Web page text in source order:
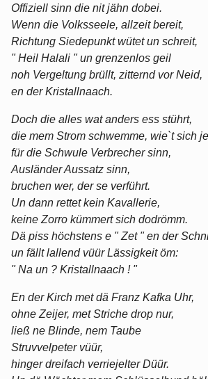
Offiziell sinn die nit jähn dobei.
Wenn die Volksseele, allzeit bereit,
Richtung Siedepunkt wütet un schreit,
" Heil Halali " un grenzenlos geil
noh Vergeltung brüllt, zitternd vor Neid,
en der Kristallnaach.
Doch die alles wat anders ess stührt,
die mem Strom schwemme, wie`t sich
für die Schwule Verbrecher sinn,
Ausländer Aussatz sinn,
bruchen wer, der se verführt.
Un dann rettet kein Kavallerie,
keine Zorro kümmert sich dodrömm.
Dä piss höchstens e " Zet " en der
un fällt lallend vüür Lässigkeit öm:
" Na un ? Kristallnaach ! "
En der Kirch met dä Franz Kafka Uhr,
ohne Zeijer, met Striche drop nur,
ließ ne Blinde, nem Taube
Struvvelpeter vüür,
hinger dreifach verriejelter Düür.